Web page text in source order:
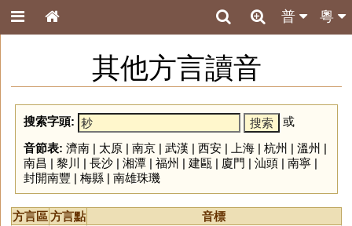
粵
普
其他方言讀音
搜索字頭:
或
音節表: 濟南| 太原| 南京| 武漢 | 西安| 上海| 杭州 | 溫州 |
南昌 | 黎川 | 長沙| 湘潭| 福州 | 建甌 | 廈門 | 汕頭| 南寧|
封開南豐 | 梅縣| 南雄珠璣
方言區方言點
音標